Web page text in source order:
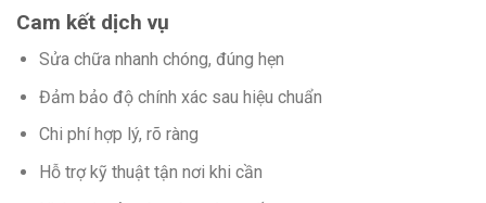
Cam kết dịch vụ
Sửa chữa nhanh chóng, đúng hẹn
Đảm bảo độ chính xác sau hiệu chuẩn
Chi phí hợp lý, rõ ràng
Hỗ trợ kỹ thuật tận nơi khi cần